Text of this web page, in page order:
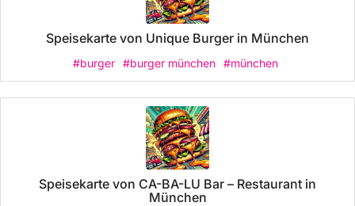
Speisekarte von Unique Burger in München
#burger #burger münchen #münchen
Speisekarte von CA-BA-LU Bar – Restaurant in
München